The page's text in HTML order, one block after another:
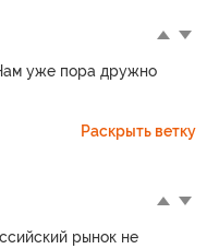
уже пора дружно
Раскрыть ветку
рынок не